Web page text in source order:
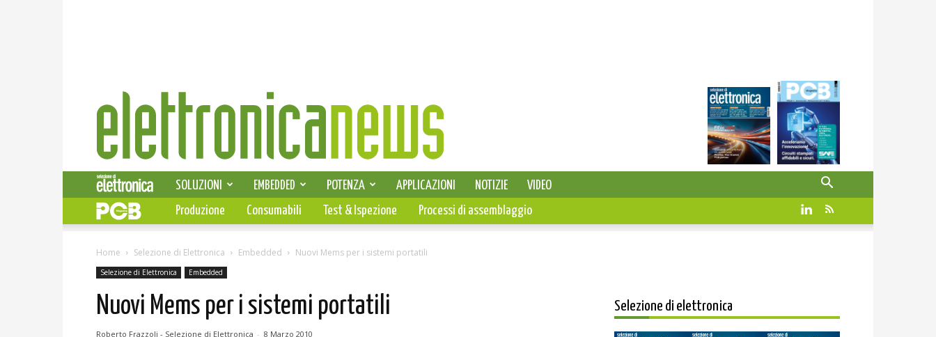
Elettronica
News
SELEZIONE DI ELETTRONICA
SOLUZIONI EMBEDDED POTENZA APPLICAZIONI NOTIZIE
VIDEO
PCB
Produzione Consumabili Test & Ispezione Processi di assemblaggio
Home Selezione di Elettronica Embedded Nuovi Mems per i sistemi portatili
Selezione di Elettronica Embedded
Nuovi Mems per i sistemi portatili
Roberto Frazzoli - Selezione di Elettronica - 8 Marzo 2010
Selezione di elettronica